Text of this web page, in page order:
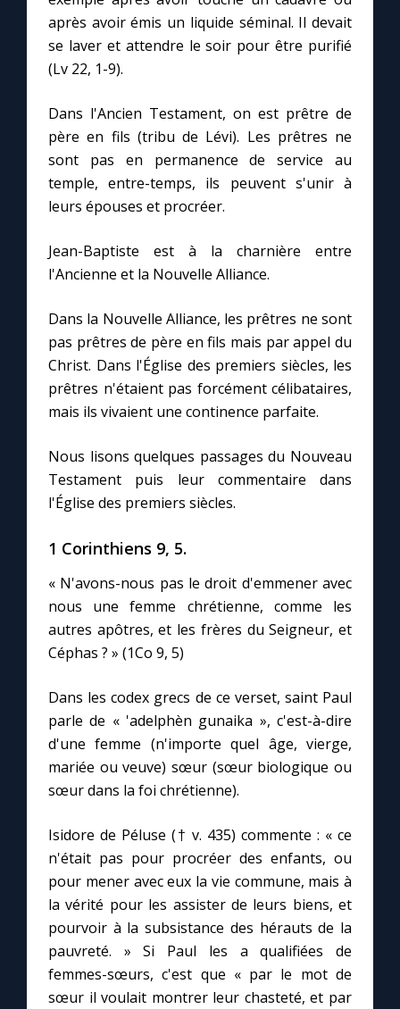
Les premiers samedis du mois
Me consacrer à Jésus par Marie
Mes intentions de prière
À la une
1000 Raisons de Croire
Contact
Faire un don
Marie de Nazareth
après avoir émis un liquide séminal. Il devait
se laver et attendre le soir pour être purifié
(Lv 22, 1-9).
Dans l'Ancien Testament, on est prêtre de
père en fils (tribu de Lévi). Les prêtres ne
sont pas en permanence de service au
temple, entre-temps, ils peuvent s'unir à
leurs épouses et procréer.
Jean-Baptiste est à la charnière entre
l'Ancienne et la Nouvelle Alliance.
Dans la Nouvelle Alliance, les prêtres ne sont
pas prêtres de père en fils mais par appel du
Christ. Dans l'Église des premiers siècles, les
prêtres n'étaient pas forcément célibataires,
mais ils vivaient une continence parfaite.
Nous lisons quelques passages du Nouveau
Testament puis leur commentaire dans
l'Église des premiers siècles.
1 Corinthiens 9, 5.
« N'avons-nous pas le droit d'emmener avec
nous une femme chrétienne, comme les
autres apôtres, et les frères du Seigneur, et
Céphas ? » (1Co 9, 5)
Dans les codex grecs de ce verset, saint Paul
parle de « 'adelphèn gunaika », c'est-à-dire
d'une femme (n'importe quel âge, vierge,
mariée ou veuve) sœur (sœur biologique ou
sœur dans la foi chrétienne).
Isidore de Péluse († v. 435) commente : « ce
n'était pas pour procréer des enfants, ou
pour mener avec eux la vie commune, mais à
la vérité pour les assister de leurs biens, et
pourvoir à la subsistance des hérauts de la
pauvreté. » Si Paul les a qualifiées de
femmes-sœurs, c'est que « par le mot de
sœur il voulait montrer leur chasteté, et par